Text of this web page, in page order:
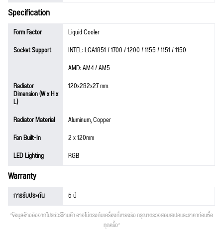
Specification
Form Factor
Liquid Cooler
Socket Support
INTEL: LGA1851 / 1700 / 1200 / 1155 / 1151 / 1150
AMD: AM4 / AM5
Radiator
Dimension (W x H x
L)
120x282x27 mm.
Radiator Material
Aluminum, Copper
Fan Built-In
2 x 120mm
LED Lighting
RGB
Warranty
การรับประกัน 5 ปี
*ข้อมูลอ้างอิงจากโปรชัวร์ร้านค้า อาจไม่ตรงกับเครื่องที่ขายจริง กรุณาตรวจสอบสเปคและราคาก่อนซื้อ
ทุกครั้ง*